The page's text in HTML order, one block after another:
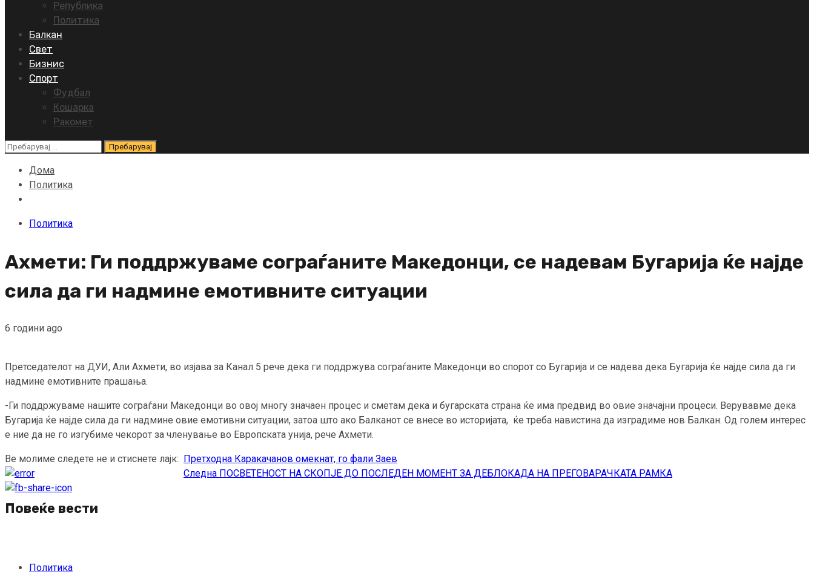
Република
Политика
Балкан
Свет
Бизнис
Спорт
Фудбал
Кошарка
Ракомет
Пребарувај
Дома
Политика
Политика
Ахмети: Ги поддржуваме сограѓаните Македонци, се надевам Бугарија ќе најде
сила да ги надмине емотивните ситуации
6 години ago
Претседателот на ДУИ, Али Ахмети, во изјава за Канал 5 рече дека ги поддржува сограѓаните Македонци во спорот со Бугарија и се надева дека Бугарија ќе најде сила да ги
надмине емотивните прашања.
-Ги поддржуваме нашите сограѓани Македонци во овој многу значаен процес и сметам дека и бугарската страна ќе има предвид во овие значајни процеси. Верувавме дека
Бугарија ќе најде сила да ги надмине овие емотивни ситуации, затоа што ако Балканот се внесе во историјата, ќе треба навистина да изградиме нов Балкан. Од голем интерес
е ние да не го изгубиме чекорот за членување во Европската унија, рече Ахмети.
Ве молиме следете не и стиснете лајк:
Continue
Reading
Претходна Каракачанов омекнат, го фали Заев
Следна ПОСВЕТЕНОСТ НА СКОПЈЕ ДО ПОСЛЕДЕН МОМЕНТ ЗА ДЕБЛОКАДА НА ПРЕГОВАРАЧКАТА РАМКА
Повеќе вести
Политика